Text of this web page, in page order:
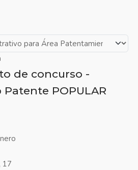
de concurso -
Patente POPULAR
17